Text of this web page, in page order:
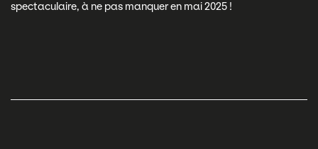
spectaculaire, à ne pas manquer en mai 2025 !